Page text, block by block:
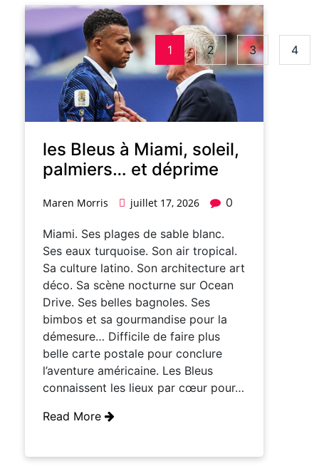
les Bleus à Miami, soleil,
palmiers… et déprime
Maren Morris juillet 17, 2026 0
Miami. Ses plages de sable blanc.
Ses eaux turquoise. Son air tropical.
Sa culture latino. Son architecture art
déco. Sa scène nocturne sur Ocean
Drive. Ses belles bagnoles. Ses
bimbos et sa gourmandise pour la
démesure… Difficile de faire plus
belle carte postale pour conclure
l’aventure américaine. Les Bleus
connaissent les lieux par cœur pour…
Read More
1 2 3 4